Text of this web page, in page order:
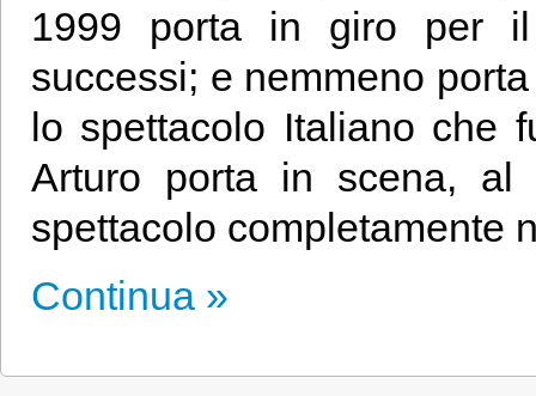
1999 porta in giro per il
successi; e nemmeno
lo spettacolo Italiano che
Arturo porta in scena,
spettacolo completamente
Continua »